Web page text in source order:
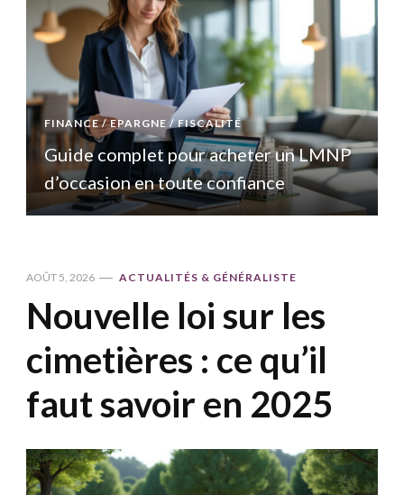
FINANCE / EPARGNE / FISCALITÉ
Guide complet pour acheter un LMNP
d’occasion en toute confiance
AOÛT 5, 2026 ACTUALITÉS & GÉNÉRALISTE
Nouvelle loi sur les
cimetières : ce qu’il
faut savoir en 2025